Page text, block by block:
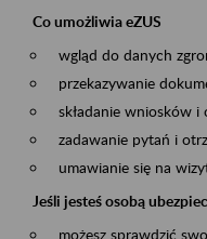
Co umożliwia eZUS
wgląd do danych
przekazywanie
składanie wniosków
zadawanie pytań i
umawianie się na
Jeśli jesteś osobą
możesz sprawdzić